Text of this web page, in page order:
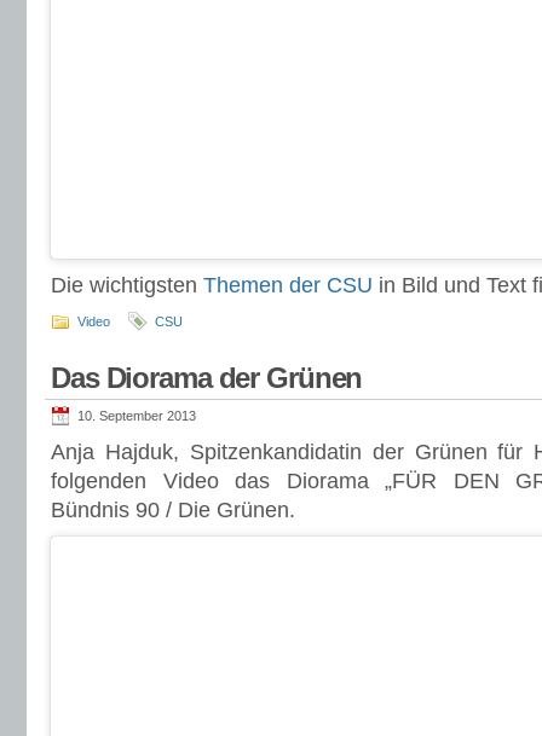
Die wichtigsten Themen der CSU in Bild und Text
Video CSU
Das Diorama der Grünen
10. September 2013
Anja Hajduk, Spitzenkandidatin der Grünen für
folgenden Video das Diorama „FÜR DEN
Bündnis 90 / Die Grünen.